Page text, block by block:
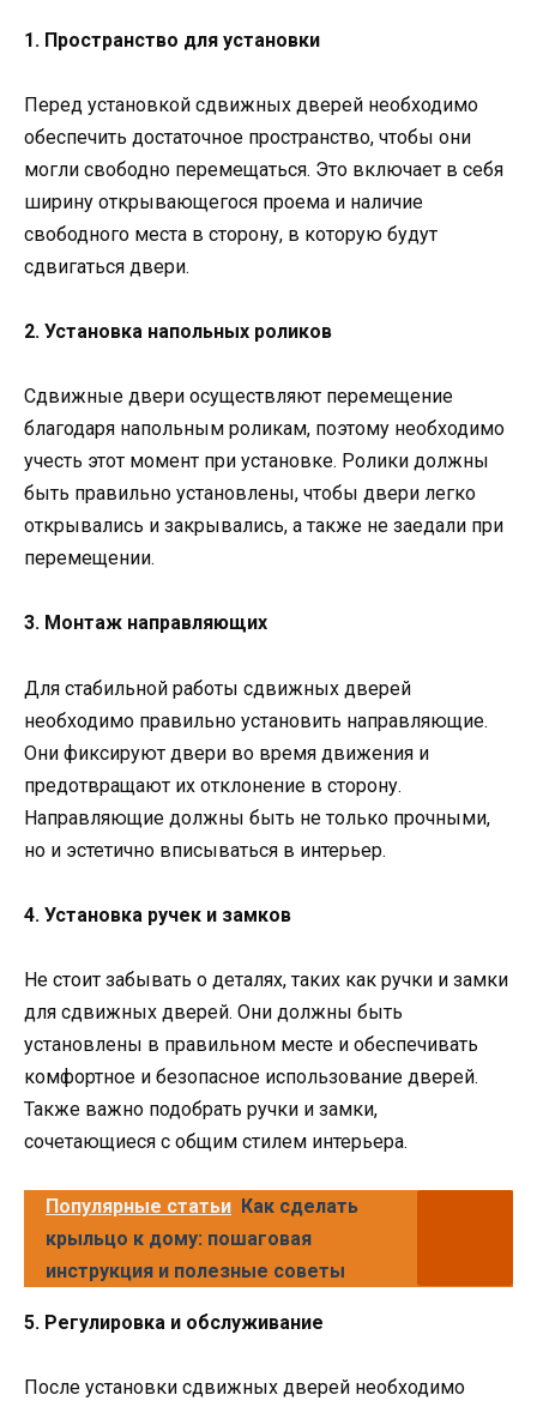
1. Пространство для установки
Перед установкой сдвижных дверей необходимо
обеспечить достаточное пространство, чтобы они
могли свободно перемещаться. Это включает в себя
ширину открывающегося проема и наличие
свободного места в сторону, в которую будут
сдвигаться двери.
2. Установка напольных роликов
Сдвижные двери осуществляют перемещение
благодаря напольным роликам, поэтому необходимо
учесть этот момент при установке. Ролики должны
быть правильно установлены, чтобы двери легко
открывались и закрывались, а также не заедали при
перемещении.
3. Монтаж направляющих
Для стабильной работы сдвижных дверей
необходимо правильно установить направляющие.
Они фиксируют двери во время движения и
предотвращают их отклонение в сторону.
Направляющие должны быть не только прочными,
но и эстетично вписываться в интерьер.
4. Установка ручек и замков
Не стоит забывать о деталях, таких как ручки и замки
для сдвижных дверей. Они должны быть
установлены в правильном месте и обеспечивать
комфортное и безопасное использование дверей.
Также важно подобрать ручки и замки,
сочетающиеся с общим стилем интерьера.
Популярные статьи Как сделать
крыльцо к дому: пошаговая
инструкция и полезные советы
5. Регулировка и обслуживание
После установки сдвижных дверей необходимо